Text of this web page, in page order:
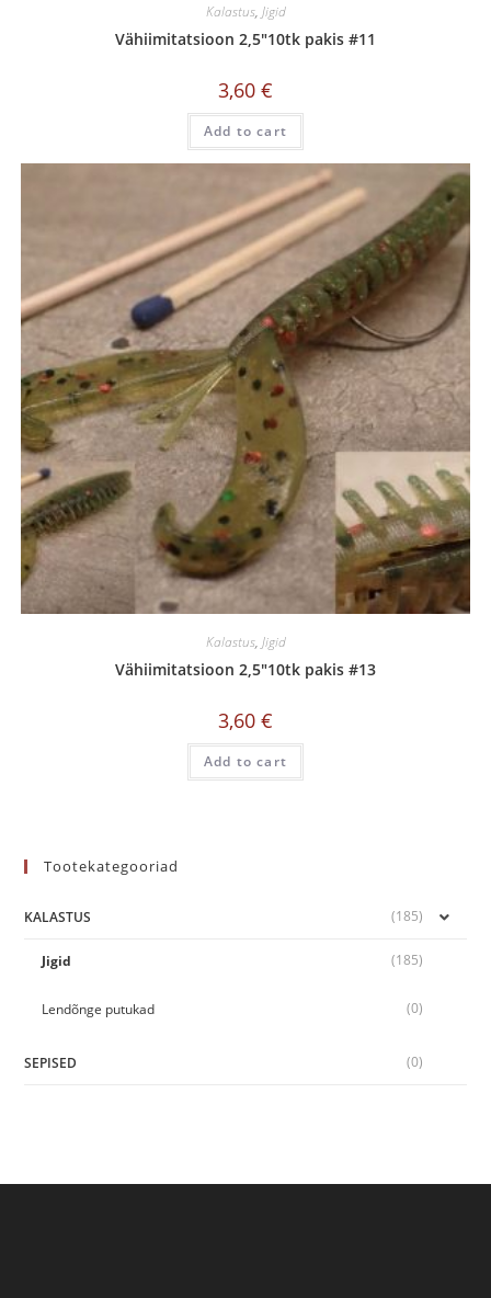
Kalastus, Jigid
Vähiimitatsioon 2,5″10tk pakis #11
3,60 €
Add to cart
Kalastus, Jigid
Vähiimitatsioon 2,5″10tk pakis #13
3,60 €
Add to cart
Tootekategooriad
KALASTUS (185)
Jigid (185)
Lendõnge putukad (0)
SEPISED (0)